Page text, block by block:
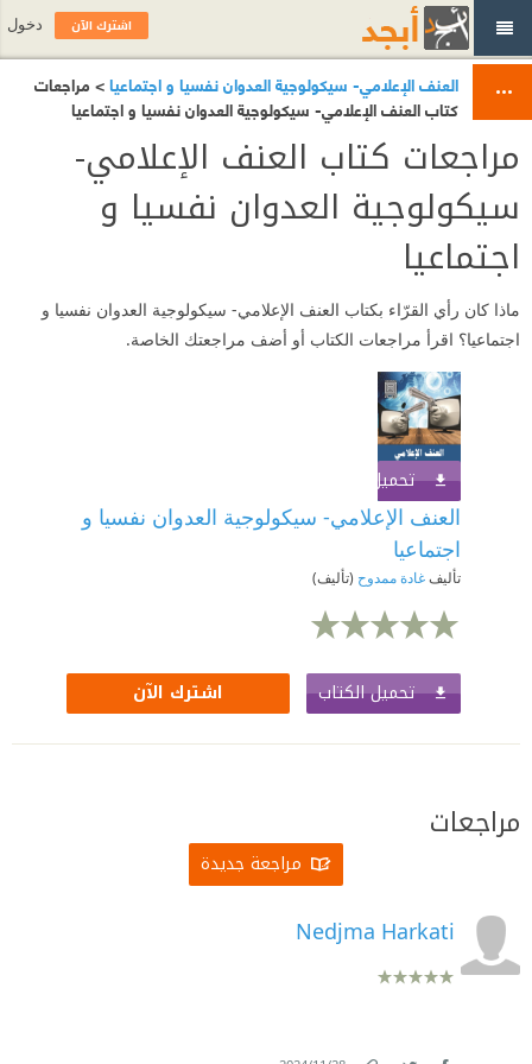
العنف الإعلامي- سيكولوجية العدوان نفسيا و اجتماعيا> مراجعات
كتاب العنف الإعلامي- سيكولوجية العدوان نفسيا و اجتماعيا
مراجعات كتاب العنف الإعلامي-
سيكولوجية العدوان نفسيا و
اجتماعيا
ماذا كان رأي القرّاء بكتاب العنف الإعلامي- سيكولوجية العدوان نفسيا و
اجتماعيا؟ اقرأ مراجعات الكتاب أو أضف مراجعتك الخاصة.
تحميل الكتاب
العنف الإعلامي- سيكولوجية العدوان نفسيا و
اجتماعيا
تأليفغادة ممدوح (تأليف)
تحميل الكتاب اشترك الآن
مراجعات
مراجعة جديدة
Nedjma Harkati
اشترك الآن دخول